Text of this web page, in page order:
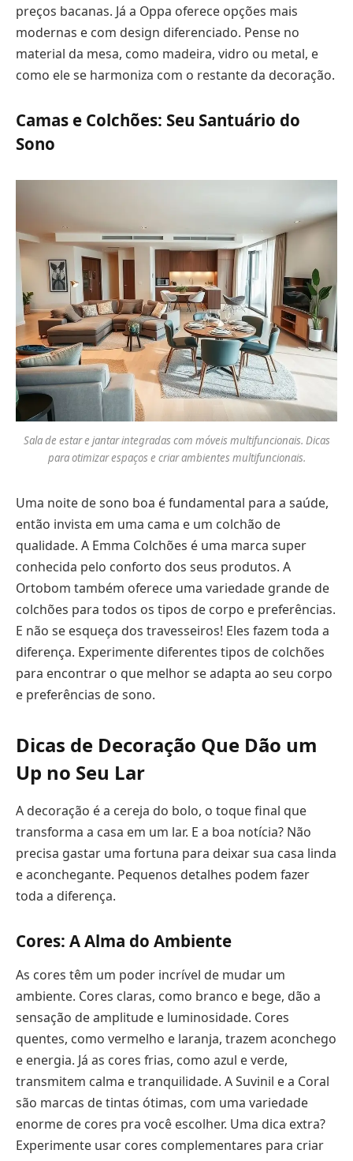
preços bacanas. Já a Oppa oferece opções mais
modernas e com design diferenciado. Pense no
material da mesa, como madeira, vidro ou metal, e
como ele se harmoniza com o restante da decoração.
Camas e Colchões: Seu Santuário do
Sono
Sala de estar e jantar integradas com móveis multifuncionais. Dicas
para otimizar espaços e criar ambientes multifuncionais.
Uma noite de sono boa é fundamental para a saúde,
então invista em uma cama e um colchão de
qualidade. A Emma Colchões é uma marca super
conhecida pelo conforto dos seus produtos. A
Ortobom também oferece uma variedade grande de
colchões para todos os tipos de corpo e preferências.
E não se esqueça dos travesseiros! Eles fazem toda a
diferença. Experimente diferentes tipos de colchões
para encontrar o que melhor se adapta ao seu corpo
e preferências de sono.
Dicas de Decoração Que Dão um
Up no Seu Lar
A decoração é a cereja do bolo, o toque final que
transforma a casa em um lar. E a boa notícia? Não
precisa gastar uma fortuna para deixar sua casa linda
e aconchegante. Pequenos detalhes podem fazer
toda a diferença.
Cores: A Alma do Ambiente
As cores têm um poder incrível de mudar um
ambiente. Cores claras, como branco e bege, dão a
sensação de amplitude e luminosidade. Cores
quentes, como vermelho e laranja, trazem aconchego
e energia. Já as cores frias, como azul e verde,
transmitem calma e tranquilidade. A Suvinil e a Coral
são marcas de tintas ótimas, com uma variedade
enorme de cores pra você escolher. Uma dica extra?
Experimente usar cores complementares para criar